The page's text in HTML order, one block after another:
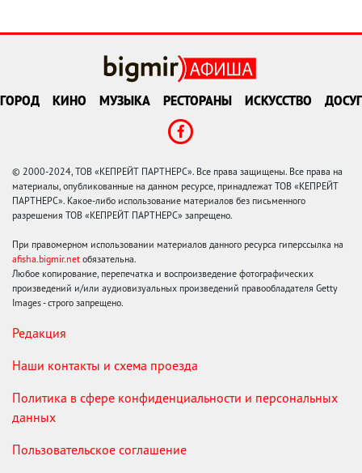
ГОРОД КИНО МУЗЫКА РЕСТОРАНЫ ИСКУССТВО ДОСУГ
© 2000-2024, ТОВ «КЕПРЕЙТ ПАРТНЕРС». Все права защищены. Все права на
материалы, опубликованные на данном ресурсе, принадлежат ТОВ «КЕПРЕЙТ
ПАРТНЕРС». Какое-либо использование материалов без письменного
разрешения ТОВ «КЕПРЕЙТ ПАРТНЕРС» запрещено.
При правомерном использовании материалов данного ресурса гиперссылка на
afisha.bigmir.net обязательна.
Любое копирование, перепечатка и воспроизведение фотографических
произведений и/или аудиовизуальных произведений правообладателя Getty
Images - строго запрещено.
Редакция
Наши контакты и схема проезда
Политика в сфере конфиденциальности и персональных
данных
Пользовательское соглашение